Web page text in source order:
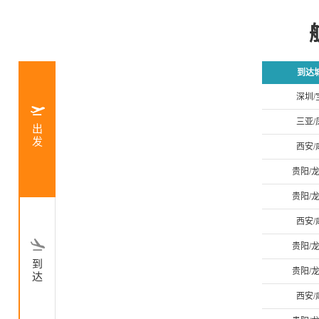
出
发
到
达
到达
深圳/
三亚/
西安/
贵阳/
贵阳/
西安/
贵阳/
贵阳/
西安/